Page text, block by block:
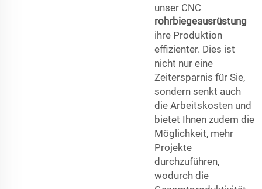
unser CNC
rohrbiegeausrüstung
ihre Produktion
effizienter. Dies ist
nicht nur eine
Zeitersparnis für Sie,
sondern senkt auch
die Arbeitskosten und
bietet Ihnen zudem die
Möglichkeit, mehr
Projekte
durchzuführen,
wodurch die